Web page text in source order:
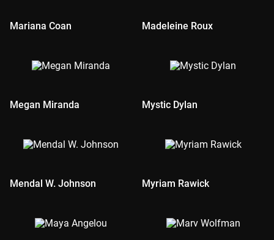
Mariana Coan Madeleine Roux
Megan Miranda Mystic Dylan
Mendal W. Johnson Myriam Rawick